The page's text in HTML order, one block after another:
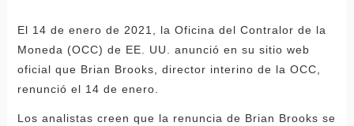
El 14 de enero de 2021, la Oficina del Contralor de la
Moneda (OCC) de EE. UU. anunció en su sitio web
oficial que Brian Brooks, director interino de la OCC,
renunció el 14 de enero.
Los analistas creen que la renuncia de Brian Brooks se